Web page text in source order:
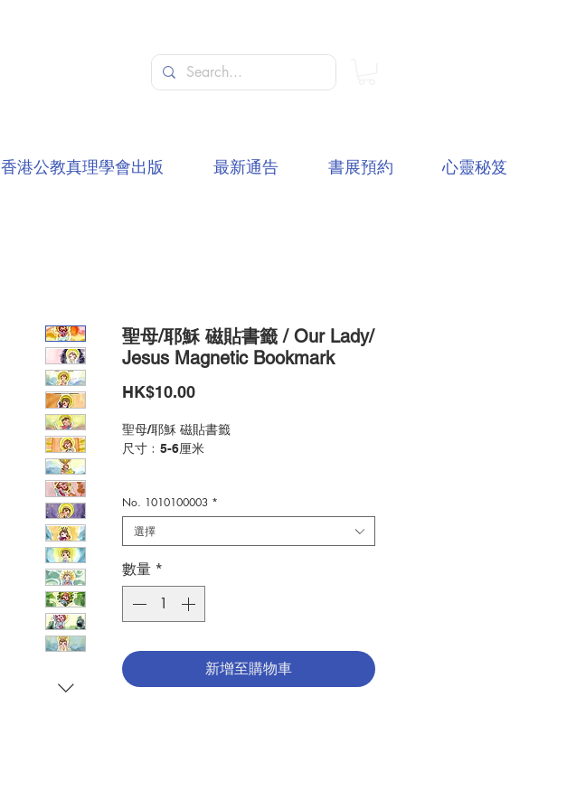
聖母/耶穌 磁貼書籤 / Our Lady/
Jesus Magnetic Bookmark
HK$10.00價
聖母/耶穌 磁貼書籤
尺寸﹕5-6厘米
size: 5-6cm
分類：其他
Category：other
No. 1010100003
No. 1010100003 *
選擇
數量 *
新增至購物車
香港公教真理學會出版 最新通告 書展預約 心靈秘笈